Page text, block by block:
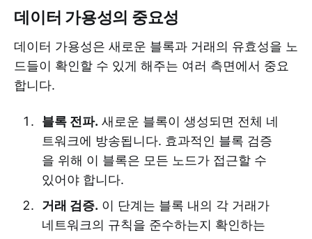
데이터 가용성의 중요성
데이터 가용성은 새로운 블록과 거래의 유효성을 노
드들이 확인할 수 있게 해주는 여러 측면에서 중요
합니다.
블록 전파. 새로운 블록이 생성되면 전체 네
트워크에 방송됩니다. 효과적인 블록 검증
을 위해 이 블록은 모든 노드가 접근할 수
있어야 합니다.
거래 검증. 이 단계는 블록 내의 각 거래가
네트워크의 규칙을 준수하는지 확인하는